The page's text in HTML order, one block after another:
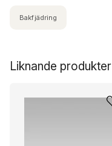
Liknande produkter
Bakfjädring